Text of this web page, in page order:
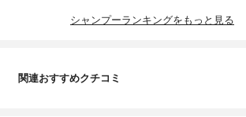
シャンプーランキングをもっと見る
関連おすすめクチコミ